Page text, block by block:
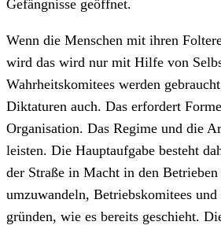
Gefängnisse geöffnet.
Wenn die Menschen mit ihren
wird das wird nur mit Hilfe von
Wahrheitskomitees werden
Diktaturen auch. Das erfordert
Organisation. Das Regime und die
leisten. Die Hauptaufgabe besteht
der Straße in Macht in den
umzuwandeln, Betriebskomitees
gründen, wie es bereits geschieht.